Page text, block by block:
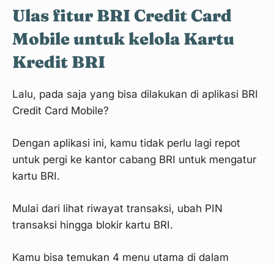
Ulas fitur BRI Credit Card
Mobile untuk kelola Kartu
Kredit BRI
Lalu, pada saja yang bisa dilakukan di aplikasi BRI
Credit Card Mobile?
Dengan aplikasi ini, kamu tidak perlu lagi repot
untuk pergi ke kantor cabang BRI untuk mengatur
kartu BRI.
Mulai dari lihat riwayat transaksi, ubah PIN
transaksi hingga blokir kartu BRI.
Kamu bisa temukan 4 menu utama di dalam